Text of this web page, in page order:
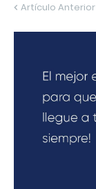
Artículo Anterior